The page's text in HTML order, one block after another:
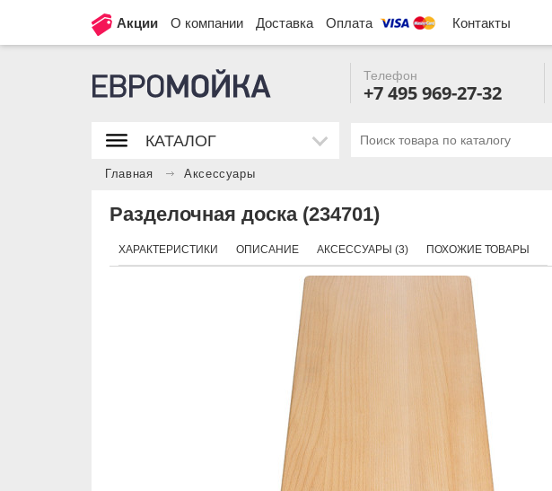
Акции О компании Доставка Оплата Контакты
Телефон
+7 495 969-27-32
КАТАЛОГ
Главная Аксессуары
Разделочная доска (234701)
ХАРАКТЕРИСТИКИ ОПИСАНИЕ АКСЕССУАРЫ (3) ПОХОЖИЕ ТОВАРЫ